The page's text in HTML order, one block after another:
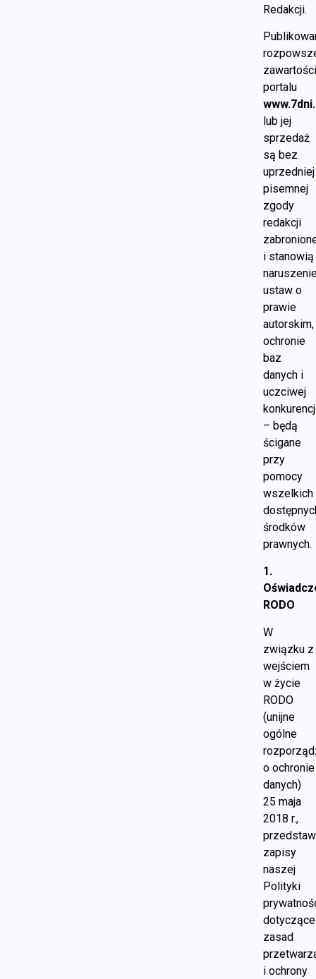
Redakcji.
portalu
lub jej
sprzedaż
są bez
uprzedniej
pisemnej
zgody
redakcji
i stanowią
ustaw o
prawie
autorskim,
ochronie
baz
danych i
uczciwej
– będą
ścigane
przy
pomocy
wszelkich
środków
prawnych.
1.
RODO
W
związku z
wejściem
w życie
RODO
(unijne
ogólne
o ochronie
danych)
25 maja
2018 r.,
zapisy
naszej
Polityki
dotyczące
zasad
i ochrony